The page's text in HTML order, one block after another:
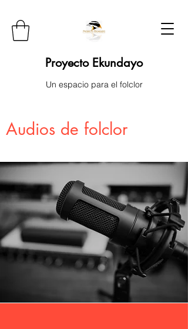
Proyecto Ekundayo
Un espacio para el folclor
Audios de folclor